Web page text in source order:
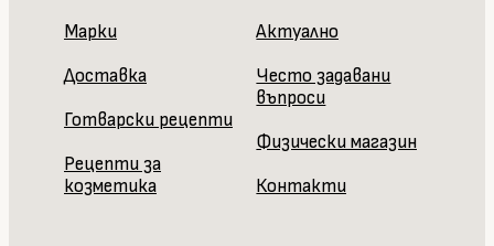
Марки
Доставка
Готварски рецепти
Рецепти за
козметика
Актуално
Често задавани
въпроси
Физически магазин
Контакти